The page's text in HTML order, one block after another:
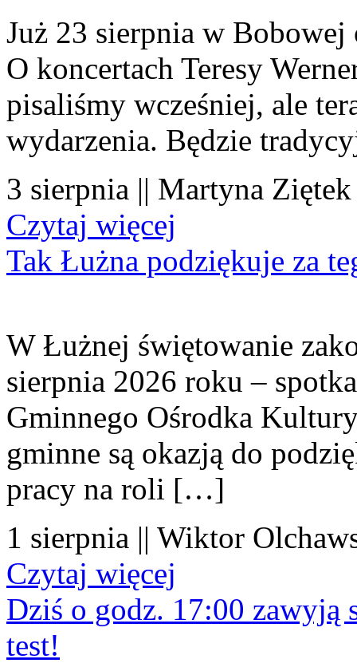
Już 23 sierpnia w
O koncertach Teresy
pisaliśmy wcześniej, ale
wydarzenia. Będzie
3 sierpnia || Martyna
Czytaj więcej
Tak Łużna podziękuje za
W Łużnej świętowanie
sierpnia 2026 roku –
Gminnego Ośrodka
gminne są okazją do
pracy na roli […]
1 sierpnia || Wiktor
Czytaj więcej
Dziś o godz. 17:00 zawyją
test!